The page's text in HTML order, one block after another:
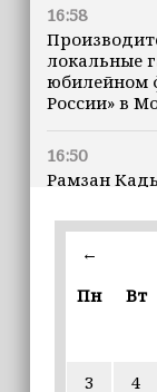
16:58
локальные
юбилейном
России» в
16:50
Рамзан
16:47
16:12
←
Пн
Вт
3
4